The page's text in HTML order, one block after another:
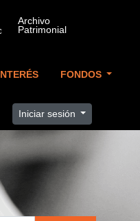
FONDOS
Iniciar sesión